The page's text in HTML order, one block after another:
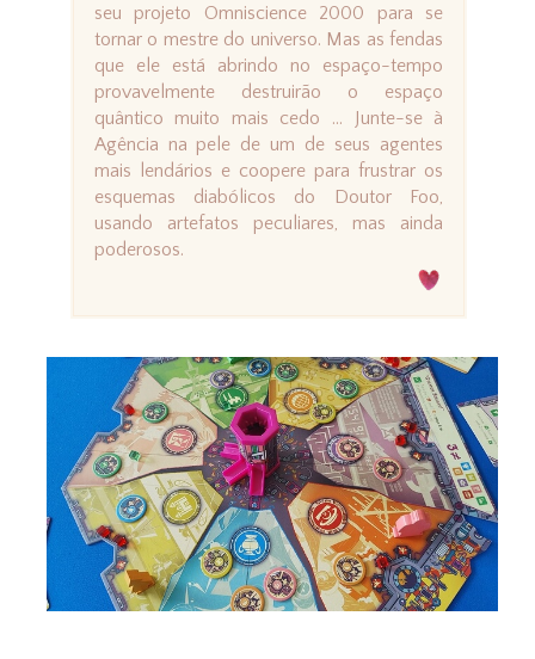
seu projeto Omniscience 2000 para se
tornar o mestre do universo. Mas as fendas
que ele está abrindo no espaço-tempo
provavelmente destruirão o espaço
quântico muito mais cedo ... Junte-se à
Agência na pele de um de seus agentes
mais lendários e coopere para frustrar os
esquemas diabólicos do Doutor Foo,
usando artefatos peculiares, mas ainda
poderosos.